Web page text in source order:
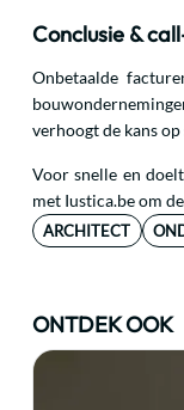
Conclusie &
Onbetaalde
verhoogt de kans
Voor snelle en
met Iustica.be om
ARCHITECT
ONTDEK OOK